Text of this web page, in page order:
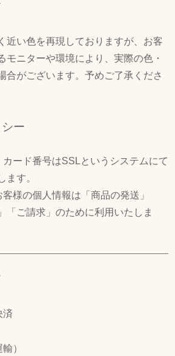
近い色を再現しておりますが、お客
モニターや環境により、実際の色・
合がございます。予めご了承くださ
ー
ード番号はSSLというシステムにて
ます。
様の個人情報は「商品の発送」
「ご請求」のために利用いたしま
済
）